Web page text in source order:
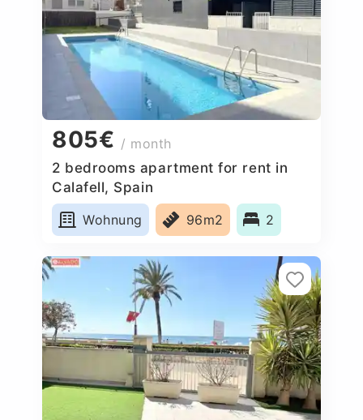
805€ / month
2 bedrooms apartment for rent in
Calafell, Spain
Wohnung
96m2 2